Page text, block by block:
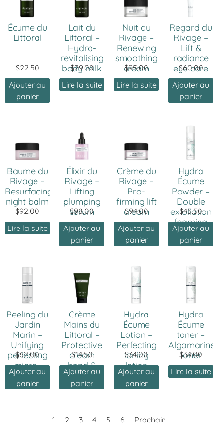
Écume du
Littoral
$22.50
Ajouter au
panier
Lait du
Littoral –
Hydro-
revitalising
body milk
$29.00
Lire la suite
Nuit du
Rivage –
Renewing
smoothing
cream
$95.00
Lire la suite
Regard du
Rivage –
Lift &
radiance
eye care
$60.00
Ajouter au
panier
Baume du
Rivage –
Resurfacing
night balm
$92.00
Lire la suite
Élixir du
Rivage –
Lifting
plumping
serum
$98.00
Ajouter au
panier
Crème du
Rivage –
Pro-
firming lift
cream
$94.00
Ajouter au
panier
Hydra
Écume
Powder –
Double
exfoliation
foaming
powder
$45.50
Ajouter au
panier
Peeling du
Jardin
Marin –
Unifying
perfecting
micro-
peeling
$62.00
Ajouter au
panier
Crème
Mains du
Littoral –
Protective
cream
hand &
nail
$14.50
Ajouter au
panier
Hydra
Écume
Lotion –
Perfecting
toning
lotion
$34.00
Ajouter au
panier
Hydra
Écume
toner –
Algamarine
toner
$34.00
Lire la suite
1 2 3 4 5 6 Prochain